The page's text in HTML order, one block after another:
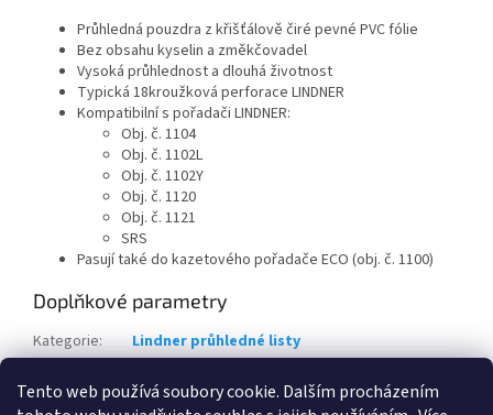
Tento web používá soubory cookie. Dalším procházením
Průhledná pouzdra z křišťálově čiré pevné PVC fólie
Bez obsahu kyselin a změkčovadel
Vysoká průhlednost a dlouhá životnost
Typická 18kroužková perforace LINDNER
Kompatibilní s pořadači LINDNER:
Obj. č. 1104
Obj. č. 1102L
Obj. č. 1102Y
Obj. č. 1120
Obj. č. 1121
SRS
Pasují také do kazetového pořadače ECO (obj. č. 1100)
Doplňkové parametry
Kategorie:
Lindner průhledné listy
Kód výrobce: 829